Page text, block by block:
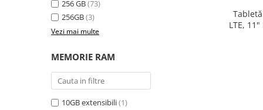
electrică portabile
Panouri solare portabile
Statii incarcare masini electrice
Media player cu Android
256 GB(73)
256GB(3)
Vezi mai multe
MEMORIE RAM
10GB extensibili(1)
LTE, 11"